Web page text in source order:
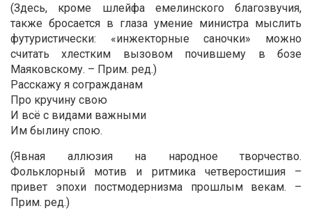
(Здесь, кроме шлейфа емелинского благозвучия,
также бросается в глаза умение министра мыслить
футуристически: «инжекторные саночки» можно
считать хлестким вызовом почившему в бозе
Маяковскому. – Прим. ред.)
Расскажу я согражданам
Про кручину свою
И всё с видами важными
Им былину спою.
(Явная аллюзия на народное творчество.
Фольклорный мотив и ритмика четверостишия –
привет эпохи постмодернизма прошлым векам. –
Прим. ред.)